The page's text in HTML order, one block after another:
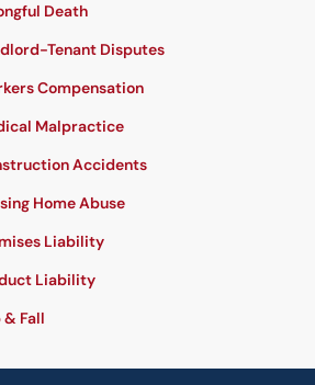
Death
Tenant Disputes
Compensation
Malpractice
Accidents
Home Abuse
Liability
Liability
& Fall